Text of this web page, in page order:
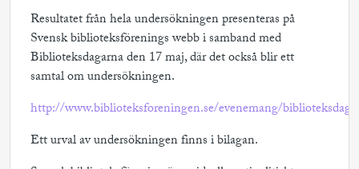
Resultatet från hela undersökningen presenteras på
Svensk biblioteksförenings webb i samband med
Biblioteksdagarna den 17 maj, där det också blir ett
samtal om undersökningen.
http://www.biblioteksforeningen.se/evenemang/
Ett urval av undersökningen finns i bilagan.